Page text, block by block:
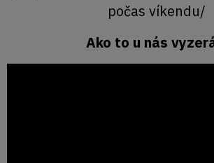
počas víkendu/
Ako to u nás